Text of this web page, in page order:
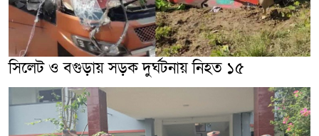
সিলেট ও বগুড়ায় সড়ক দুর্ঘটনায় নিহত ১৫